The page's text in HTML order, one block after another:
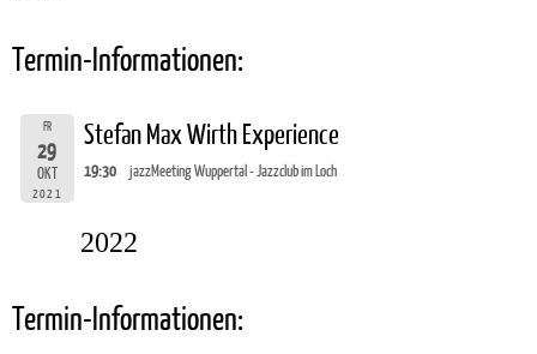
Termin-Informationen:
FR
29
OKT
2021
Stefan Max Wirth Experience
19:30 jazzMeeting Wuppertal - Jazzclub im Loch
2022
Termin-Informationen: